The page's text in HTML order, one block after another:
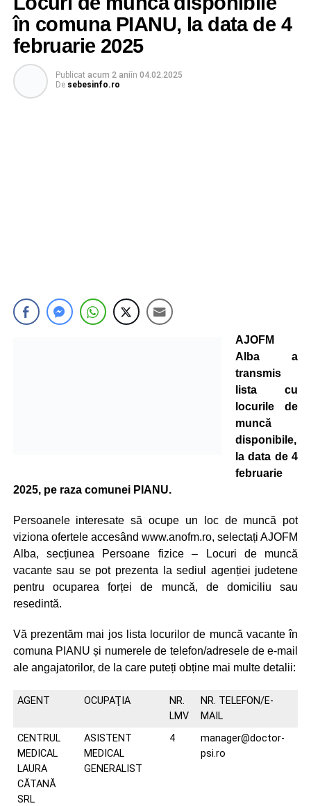
în comuna PIANU, la data de 4
februarie 2025
Publicat acum 2 aniîn 04.02.2025
De sebesinfo.ro
AJOFM
Alba a
transmis
lista cu
locurile de
muncă
disponibile,
la data de 4
februarie
2025, pe raza comunei PIANU.
Persoanele interesate să ocupe un loc de muncă pot
viziona ofertele accesând www.anofm.ro, selectați AJOFM
Alba, secțiunea Persoane fizice – Locuri de muncă
vacante sau se pot prezenta la sediul agenției judetene
pentru ocuparea forței de muncă, de domiciliu sau
resedintă.
Vă prezentăm mai jos lista locurilor de muncă vacante în
comuna PIANU și numerele de telefon/adresele de e-mail
ale angajatorilor, de la care puteți obține mai multe detalii:
AGENT OCUPAŢIA
NR.
LMV
NR. TELEFON/E-
MAIL
CENTRUL
MEDICAL
LAURA
CĂTANĂ
SRL
ASISTENT
MEDICAL
GENERALIST
4
manager@doctor-
psi.ro